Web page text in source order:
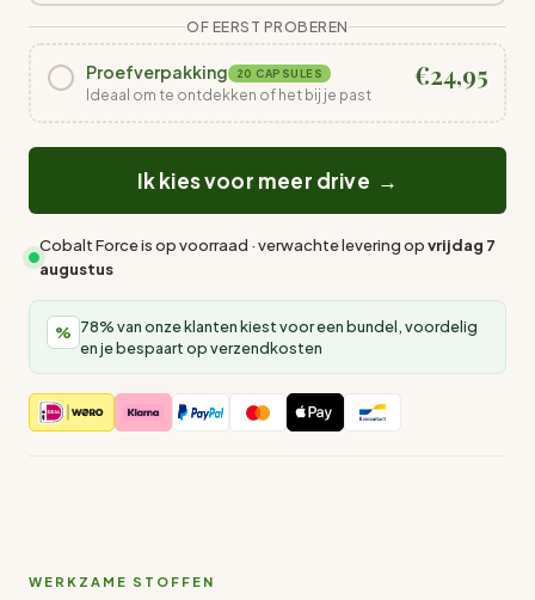
OF EERST PROBEREN
Proefverpakking 20 CAPSULES
Ideaal om te ontdekken of het bij je past
€24,95
Ik kies voor meer drive →
Cobalt Force is op voorraad · verwachte levering opvrijdag 7
augustus
% 78% van onze klanten kiest voor een bundel, voordelig
en je bespaart op verzendkosten
WERKZAME STOFFEN